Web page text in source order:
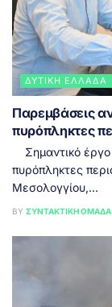
ΔΥΤΙΚΉ ΕΛΛΆΔΑ
Παρεμβάσεις
πυρόπληκτες
Σημαντικό έργο
πυρόπληκτες
Μεσολογγίου,...
BY ΣΥΝΤΑΚΤΙΚΉ ΟΜΆΔΑ